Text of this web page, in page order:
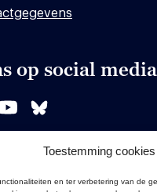
Toestemming cookies
en ter verbetering van de
op social media